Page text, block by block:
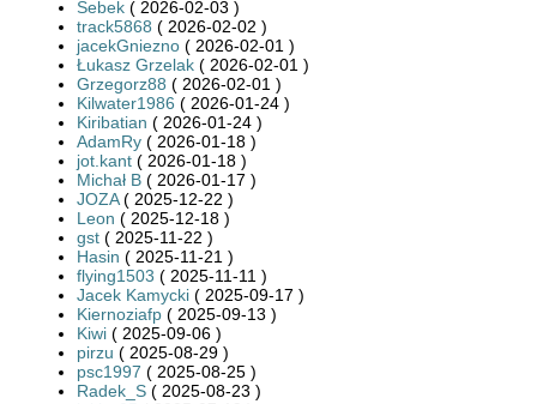
Sebek ( 2026-02-03 )
track5868 ( 2026-02-02 )
jacekGniezno ( 2026-02-01 )
Łukasz Grzelak ( 2026-02-01 )
Grzegorz88 ( 2026-02-01 )
Kilwater1986 ( 2026-01-24 )
Kiribatian ( 2026-01-24 )
AdamRy ( 2026-01-18 )
jot.kant ( 2026-01-18 )
Michał B ( 2026-01-17 )
JOZA( 2025-12-22 )
Leon ( 2025-12-18 )
gst ( 2025-11-22 )
Hasin ( 2025-11-21 )
flying1503 ( 2025-11-11 )
Jacek Kamycki ( 2025-09-17 )
Kiernoziafp ( 2025-09-13 )
Kiwi ( 2025-09-06 )
pirzu ( 2025-08-29 )
psc1997 ( 2025-08-25 )
Radek_S ( 2025-08-23 )